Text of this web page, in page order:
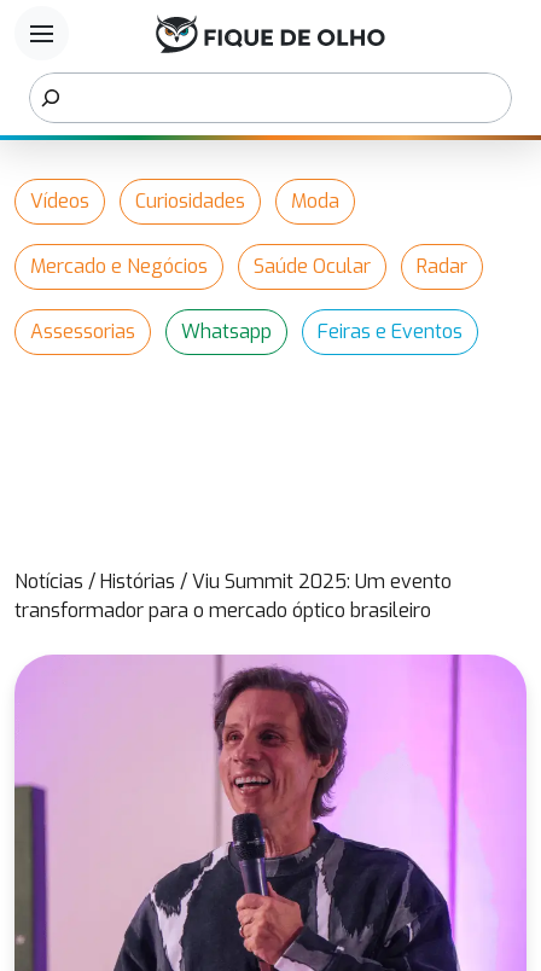
menu
Vídeos Curiosidades Moda
Mercado e Negócios Saúde Ocular Radar
Assessorias Whatsapp Feiras e Eventos
Notícias /Histórias /Viu Summit 2025: Um evento
transformador para o mercado óptico brasileiro